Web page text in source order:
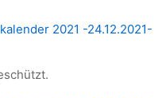
2021 -24.12.2021-